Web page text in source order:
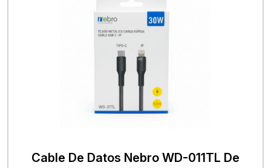
Cable De Datos Nebro WD-011TL De